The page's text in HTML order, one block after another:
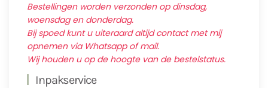
Bestellingen worden verzonden op dinsdag,
woensdag en donderdag.
Bij spoed kunt u uiteraard altijd contact met mij
opnemen via Whatsapp of mail.
Wij houden u op de hoogte van de bestelstatus.
Inpakservice